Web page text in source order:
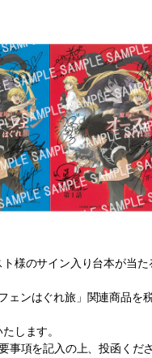
様のサイン入り台本が当た
ェンはぐれ旅」関連商品を
します。
事項を記入の上、投函くださ